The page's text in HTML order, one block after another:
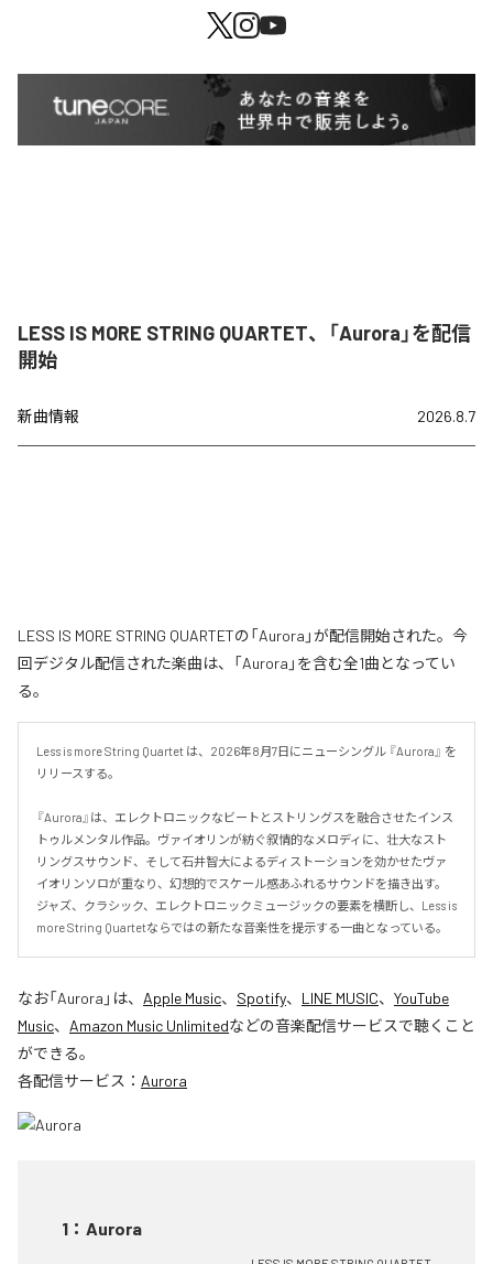
LESS IS MORE STRING QUARTET、「Aurora」を配信
開始
新曲情報 2026.8.7
LESS IS MORE STRING QUARTETの「Aurora」が配信開始された。今
回デジタル配信された楽曲は、「Aurora」を含む全1曲となってい
る。
Less is more String Quartet は、2026年8月7日にニューシングル 『Aurora』 を
リリースする。
『Aurora』は、エレクトロニックなビートとストリングスを融合させたインス
トゥルメンタル作品。ヴァイオリンが紡ぐ叙情的なメロディに、壮大なスト
リングスサウンド、そして石井智大によるディストーションを効かせたヴァ
イオリンソロが重なり、幻想的でスケール感あふれるサウンドを描き出す。
ジャズ、クラシック、エレクトロニックミュージックの要素を横断し、Less is
more String Quartetならではの新たな音楽性を提示する一曲となっている。
なお「Aurora 」は、 Apple Music、 Spotify、 LINE MUSIC、 YouTube
Music、 Amazon Music Unlimitedなどの音楽配信サービスで聴くこと
ができる。
各配信サービス： Aurora
1 ： Aurora